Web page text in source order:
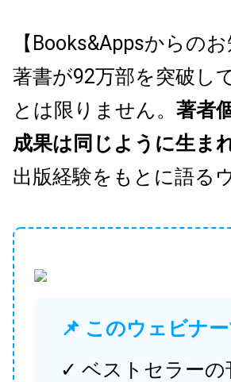
【Books&Appsからのお
著書が92万部を突破し
とは限りません。 著者
成果は同じように生ま
出版経験をもとに語る
📌 このウェビナ
✓ ベストセラーの